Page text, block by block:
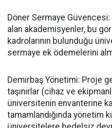
​Döner Sermaye
alan akademisyenler, bu
kadrolarının bulunduğu
sermaye ek ödemelerini
​Demirbaş Yönetimi: Proje
taşınırlar (cihaz ve
üniversitenin envanterine
tamamlandığında yönetim